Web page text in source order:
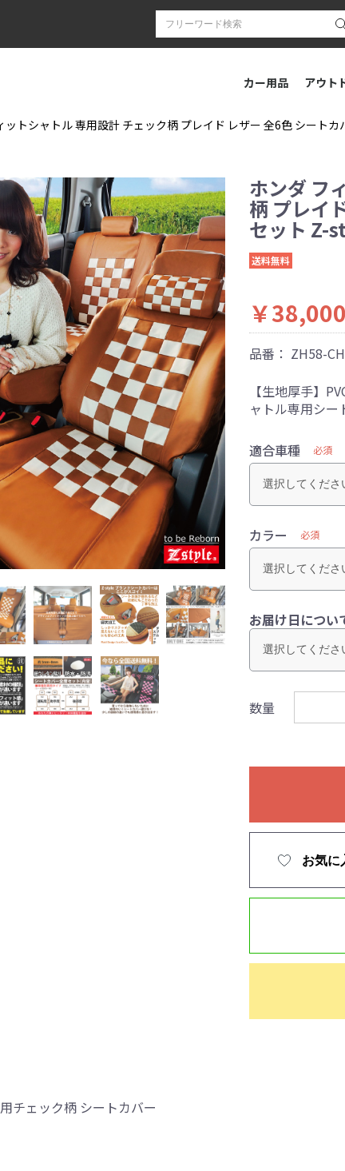
カー用品 アウト
ットシャトル 専用設計 チェック柄 プレイド レザー 全6色 シート
ホンダ フ
柄 プレイ
セット Z-
送料無料
￥38,000
品番： ZH58-
【生地厚手】
ャトル専用シー
適合車種 必須
カラー 必須
お届け日につい
数量
お気に
チェック柄 シートカバー